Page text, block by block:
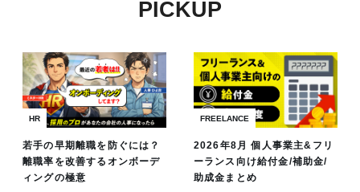
PICKUP
HR
若手の早期離職を防ぐには？
離職率を改善するオンボーデ
ィングの極意
FREELANCE
2026年8月 個人事業主&フリ
ーランス向け給付金/補助金/
助成金まとめ